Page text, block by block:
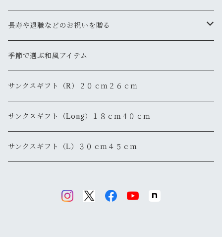
長寿や退職などのお祝いを贈る
還暦
退職・退官
季節で選ぶ和風アイテム
サンクスギフト（R）２０ｃｍ２６ｃｍ
サンクスギフト（Long）１８ｃｍ４０ｃｍ
サンクスギフト（L）３０ｃｍ４５ｃｍ